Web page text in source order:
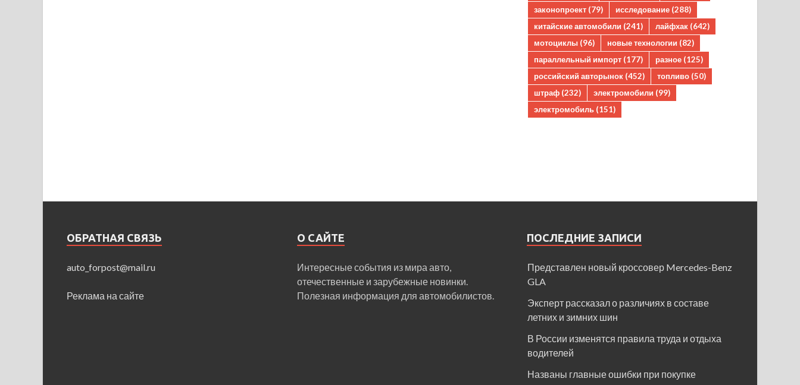
законопроект (79) исследование (288)
китайские автомобили (241) лайфхак (642)
мотоциклы (96) новые технологии (82)
параллельный импорт (177) разное (125)
российский авторынок (452) топливо (50)
штраф (232) электромобили (99)
электромобиль (151)
ОБРАТНАЯ СВЯЗЬ
auto_forpost@mail.ru
Реклама на сайте
О САЙТЕ
Интересные события из мира авто,
отечественные и зарубежные новинки.
Полезная информация для автомобилистов.
ПОСЛЕДНИЕ ЗАПИСИ
Представлен новый кроссовер Mercedes-Benz
GLA
Эксперт рассказал о различиях в составе
летних и зимних шин
В России изменятся правила труда и отдыха
водителей
Названы главные ошибки при покупке